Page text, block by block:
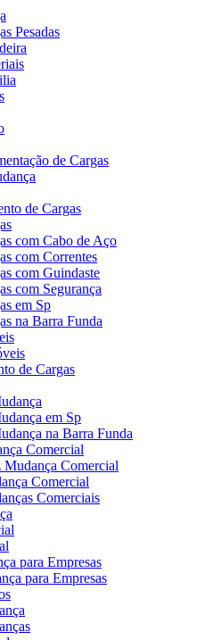
Pesadas
de Cargas
de Cargas
com Cabo de Aço
com Correntes
com Guindaste
com Segurança
em Sp
na Barra Funda
de Cargas
em Sp
na Barra Funda
Comercial
Mudança Comercial
Comercial
Comerciais
para Empresas
para Empresas